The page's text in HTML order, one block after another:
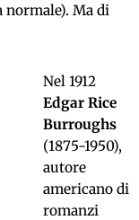
normale). Ma di
Nel 1912
Edgar Rice
Burroughs
(1875-1950),
autore
americano di
romanzi